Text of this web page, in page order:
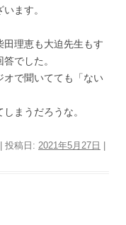
ます。
理恵も大迫先生もす
でした。
オで聞いてても「ない
まうだろうな。
| 投稿日: 2021年5月27日